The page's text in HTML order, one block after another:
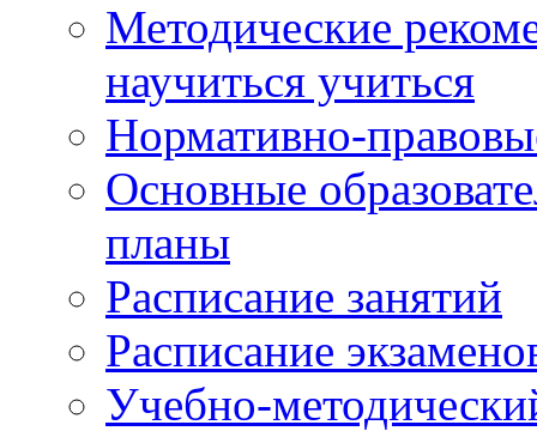
Методические
научиться учиться
Нормативно-
Основные
планы
Расписание занятий
Расписание
Учебно-